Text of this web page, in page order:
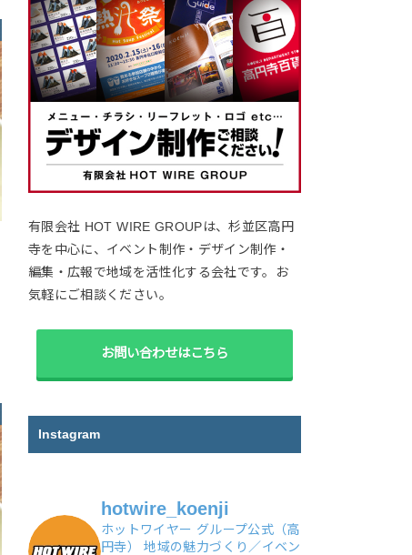
有限会社 HOT WIRE GROUPは、杉並区高円
寺を中心に、イベント制作・デザイン制作・
編集・広報で地域を活性化する会社です。お
気軽にご相談ください。
お問い合わせはこちら
Instagram
hotwire_koenji
ホットワイヤー グループ公式（高
円寺）
地域の魅力づくり／イベン